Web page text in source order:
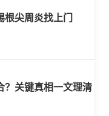
根尖周炎找上门
？关键真相一文理清